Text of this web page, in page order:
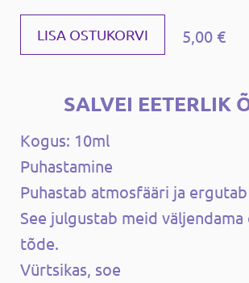
LISA OSTUKORVI 5,00 €
SALVEI EETERLIK
Kogus: 10ml
Puhastamine
Puhastab atmosfääri ja
See julgustab meid väljendama
tõde.
Vürtsikas, soe